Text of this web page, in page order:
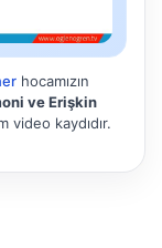
hocamızın
ve Erişkin
video kaydıdır.